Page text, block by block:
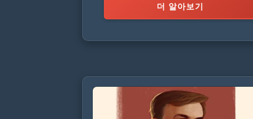
더 알아보기